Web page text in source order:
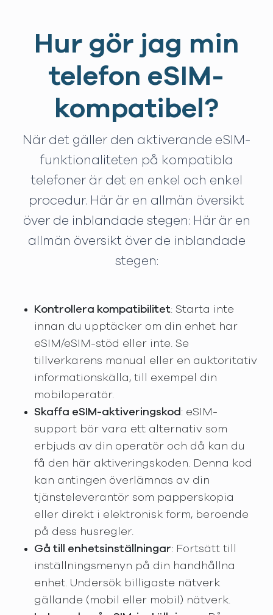
Hur gör jag min
telefon eSIM-
kompatibel?
När det gäller den aktiverande eSIM-
funktionaliteten på kompatibla
telefoner är det en enkel och enkel
procedur. Här är en allmän översikt
över de inblandade stegen: Här är en
allmän översikt över de inblandade
stegen:
Kontrollera kompatibilitet: Starta inte
innan du upptäcker om din enhet har
eSIM/eSIM-stöd eller inte. Se
tillverkarens manual eller en auktoritativ
informationskälla, till exempel din
mobiloperatör.
Skaffa eSIM-aktiveringskod : eSIM-
support bör vara ett alternativ som
erbjuds av din operatör och då kan du
få den här aktiveringskoden. Denna kod
kan antingen överlämnas av din
tjänsteleverantör som papperskopia
eller direkt i elektronisk form, beroende
på dess husregler.
Gå till enhetsinställningar: Fortsätt till
inställningsmenyn på din handhållna
enhet. Undersök billigaste nätverk
gällande (mobil eller mobil) nätverk.